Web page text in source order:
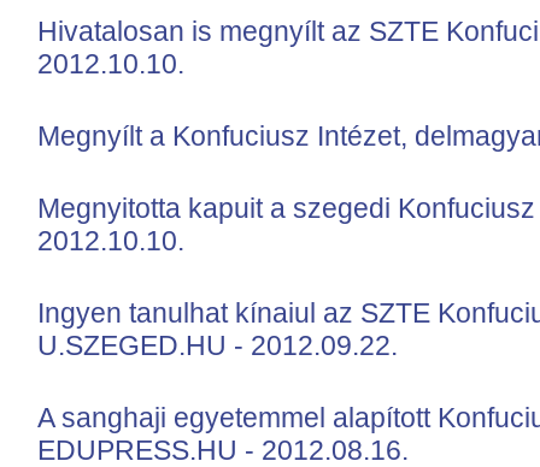
Hivatalosan is megnyílt az SZTE
2012.10.10.
Megnyílt a Konfuciusz Intézet,
Megnyitotta kapuit a szegedi
2012.10.10.
Ingyen tanulhat kínaiul az SZTE
U.SZEGED.HU - 2012.09.22.
A sanghaji egyetemmel alapított
EDUPRESS.HU - 2012.08.16.